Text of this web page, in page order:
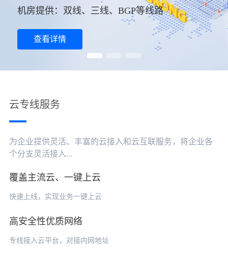
机房提供：双线、三线、BGP等线路
查看详情
灵活组网、多业务融合
查看详情
可将云专线延伸至用户写字楼或数据中心
查看详情
云专线服务
为企业提供灵活、丰富的云接入和云互联服务，将企业各
个分支灵活接入...
覆盖主流云、一键上云
快速上线，实现业务一键上云
高安全性优质网络
专线接入云平台，对接内网地址